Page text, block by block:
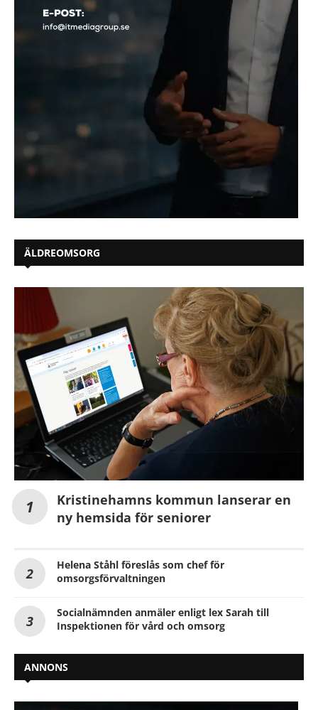
ÄLDREOMSORG
Kristinehamns kommun lanserar en
ny hemsida för seniorer
Helena Ståhl föreslås som chef för
omsorgsförvaltningen
Socialnämnden anmäler enligt lex Sarah till
Inspektionen för vård och omsorg
ANNONS